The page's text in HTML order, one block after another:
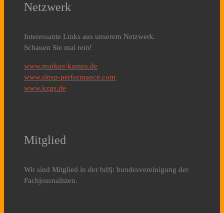
Netzwerk
Interessante Links aus unserem Netzwerk.
Schauen Sie mal rein!
www.markus-kamps.de
www.sleep-performance.com
www.kzgs.de
Mitglied
Wir sind Mitglied in der bdfj: bundesvereinigung der
Fachjournalisten.